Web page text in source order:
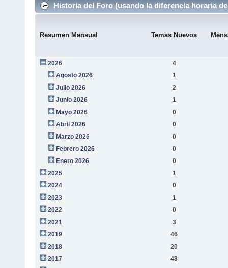
Historia del Foro (usando la diferencia horaria
Resumen Mensual Temas Nuevos
2026
4
Agosto 2026
1
Julio 2026
2
Junio 2026
1
Mayo 2026
0
Abril 2026
0
Marzo 2026
0
Febrero 2026
0
Enero 2026
0
2025
1
2024
0
2023
1
2022
0
2021
3
2019
46
2018
20
2017
48